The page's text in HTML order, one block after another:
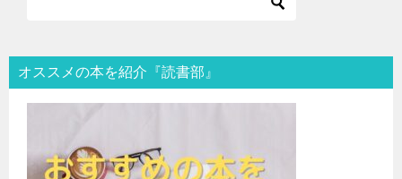
オススメの本を紹介『読書部』